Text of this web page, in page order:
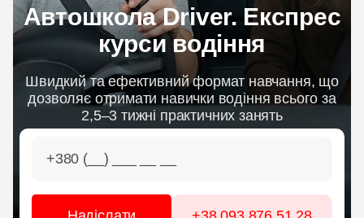
ІНСТРУКТОРИ
ОНЛАЙН НАВЧАННЯ
Автошкола Driver. Експрес
курси водіння
Швидкий та ефективний формат навчання, що
дозволяє отримати навички водіння всього за
2,5–3 тижні практичних занять